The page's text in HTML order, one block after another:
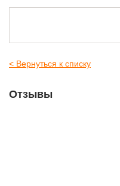
< Вернуться к списку
Отзывы